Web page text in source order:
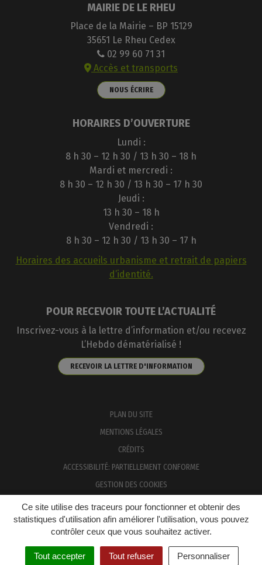
Ce site utilise des traceurs pour fonctionner et obtenir des
statistiques d'utilisation afin améliorer l'utilisation, vous pouvez
contrôler ceux que vous souhaitez activer.
Tout accepter Tout refuser Personnaliser
MAIRIE DE LE RHEU
Place de la Mairie – BP 15129
35651 Le Rheu Cedex
02 99 60 71 31
Accès et transports
NOUS ÉCRIRE
HORAIRES D’OUVERTURE
Lundi :
8 h 30 – 12 h 30 / 13 h 30 – 18 h
Mardi et mercredi :
8 h 30 – 12 h 30 / 13 h 30 – 17 h 30
Jeudi :
13 h 30 – 18 h
Vendredi :
8 h 30 – 12 h 30 / 13 h 30 – 17 h
Horaires des accueils urbanisme et retrait de papiers
d’identité.
POUR RECEVOIR TOUTE L’ACTUALITÉ
Inscrivez-vous à la lettre d’information et/ou recevez
L’Hebdo dématérialisé !
RECEVOIR LA LETTRE D'INFORMATION
PLAN DU SITE
MENTIONS LÉGALES
CRÉDITS
ACCESSIBILITÉ: PARTIELLEMENT CONFORME
GESTION DES COOKIES